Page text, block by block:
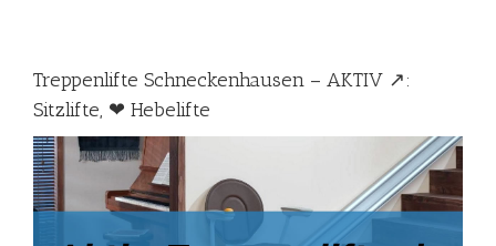
Treppenlifte Schneckenhausen – AKTIV ↗️:
Sitzlifte, ❤ Hebelifte